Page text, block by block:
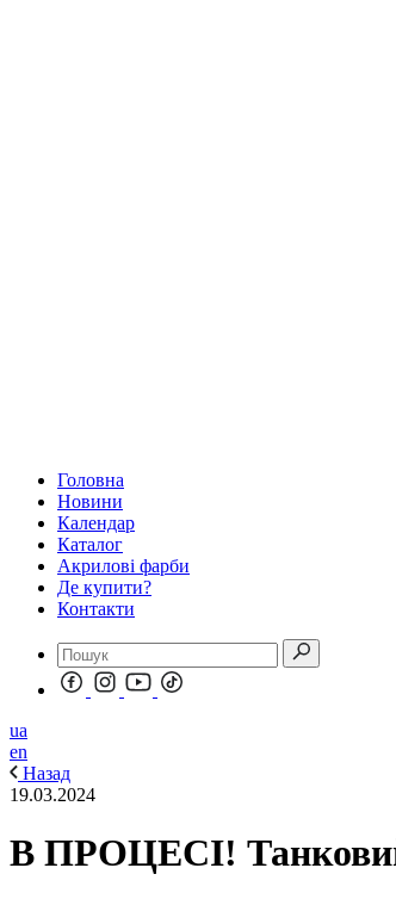
Головна
Новини
Календар
Каталог
Акрилові фарби
Де купити?
Контакти
ua
en
Назад
19.03.2024
В ПРОЦЕСІ!